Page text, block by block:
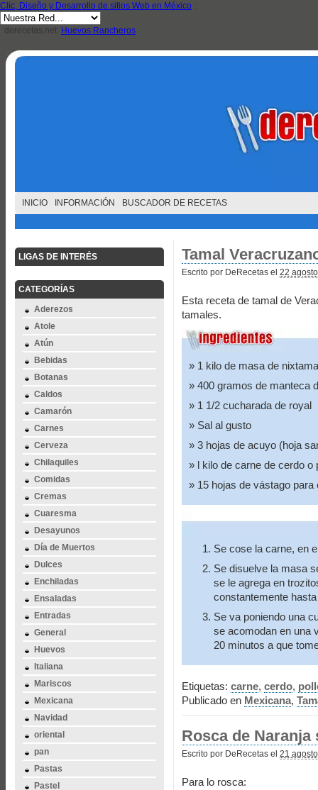
Clic, Diseño y Desarrollo de sitios Web en México ::
derecetas.net: Huevos Rancheros
INICIO INFORMACIÓN BUSCADOR DE RECETAS
LIGAS DE INTERÉS
CATEGORÍAS
Aderezos
Atole
Atún
Bebidas
Botanas
Caldos
Camarón
Carnes
Cerveza
Chilaquiles
Comidas
Cremas
Cuaresma
Desayunos
Día de Muertos
Dulces
Enchiladas
Ensaladas
Entradas
General
Huevos
Italiana
Mariscos
Mexicana
Navidad
oriental
pan
Pastas
Pastel
Tamal
Escrito por DeRecetas el 22
Esta receta de tamal de
tamales.
1 kilo de masa de
400 gramos de manteca
1 1/2 cucharada de royal
Sal al gusto
3 hojas de acuyo (hoja
l kilo de carne de cerdo o
15 hojas de vástago
Se cose la carne, en
Se disuelve la masa
se le agrega en
constantemente
Se va poniendo una
se acomodan en una
20 minutos a que
Etiquetas: carne, cerdo,
Publicado en Mexicana,
Rosca de Naranja
Escrito por DeRecetas el 21
Para lo rosca: